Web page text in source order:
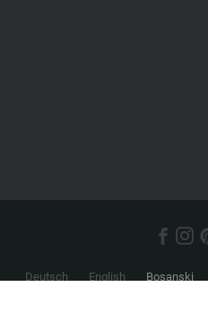
Deutsch English Bosanski